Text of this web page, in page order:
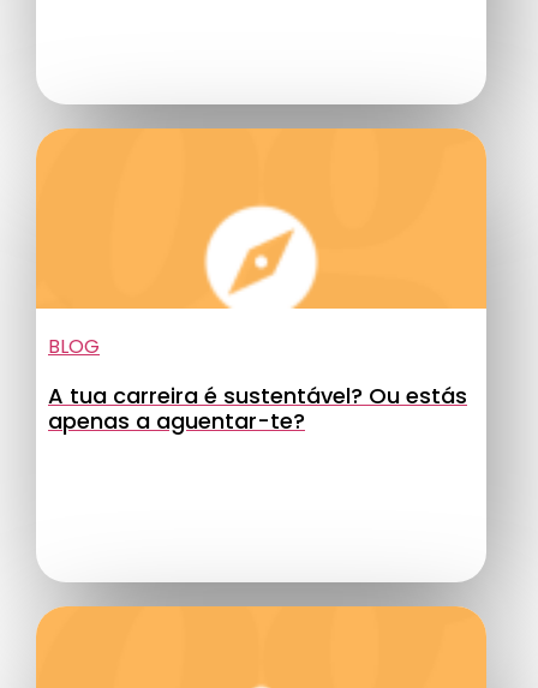
BLOG
A tua carreira é sustentável? Ou estás
apenas a aguentar-te?